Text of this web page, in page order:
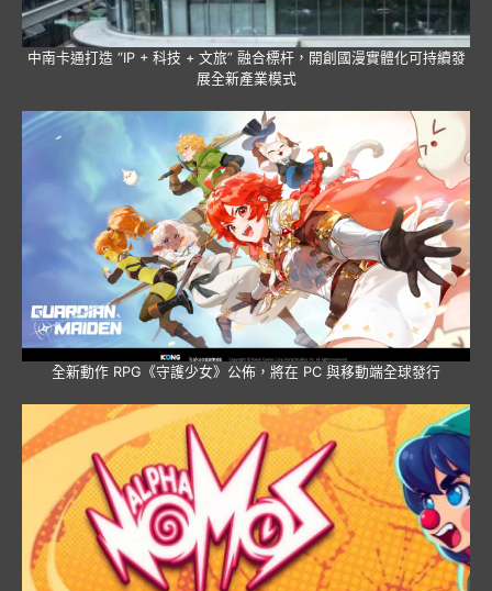
中南卡通打造 “IP + 科技 + 文旅” 融合標杆，開創國漫實體化可持續發
展全新產業模式
全新動作 RPG《守護少女》公佈，將在 PC 與移動端全球發行